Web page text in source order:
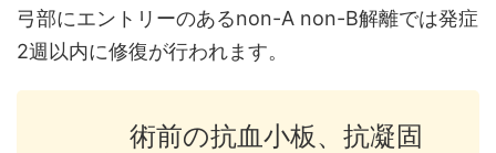
弓部にエントリーのあるnon-A non-B解離では発症
2週以内に修復が行われます。
術前の抗血小板、抗凝固